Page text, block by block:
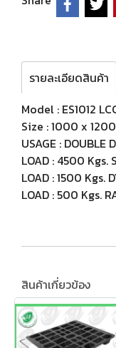
รายละเอียดสินค้า
Model : ES1012
Size : 1000 x
USAGE : DOUBLE
LOAD : 4500 Kgs.
LOAD : 1500 Kgs.
LOAD : 500 Kgs.
สินค้าเกี่ยวข้อง